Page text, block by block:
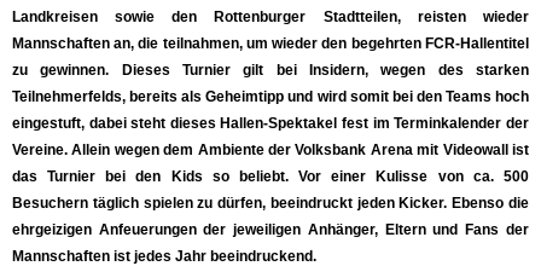
Landkreisen sowie den Rottenburger Stadtteilen, reisten wieder
Mannschaften an, die teilnahmen, um wieder den begehrten FCR-Hallentitel
zu gewinnen. Dieses Turnier gilt bei Insidern, wegen des starken
Teilnehmerfelds, bereits als Geheimtipp und wird somit bei den Teams hoch
eingestuft, dabei steht dieses Hallen-Spektakel fest im Terminkalender der
Vereine. Allein wegen dem Ambiente der Volksbank Arena mit Videowall ist
das Turnier bei den Kids so beliebt. Vor einer Kulisse von ca. 500
Besuchern täglich spielen zu dürfen, beeindruckt jeden Kicker. Ebenso die
ehrgeizigen Anfeuerungen der jeweiligen Anhänger, Eltern und Fans der
Mannschaften ist jedes Jahr beeindruckend.